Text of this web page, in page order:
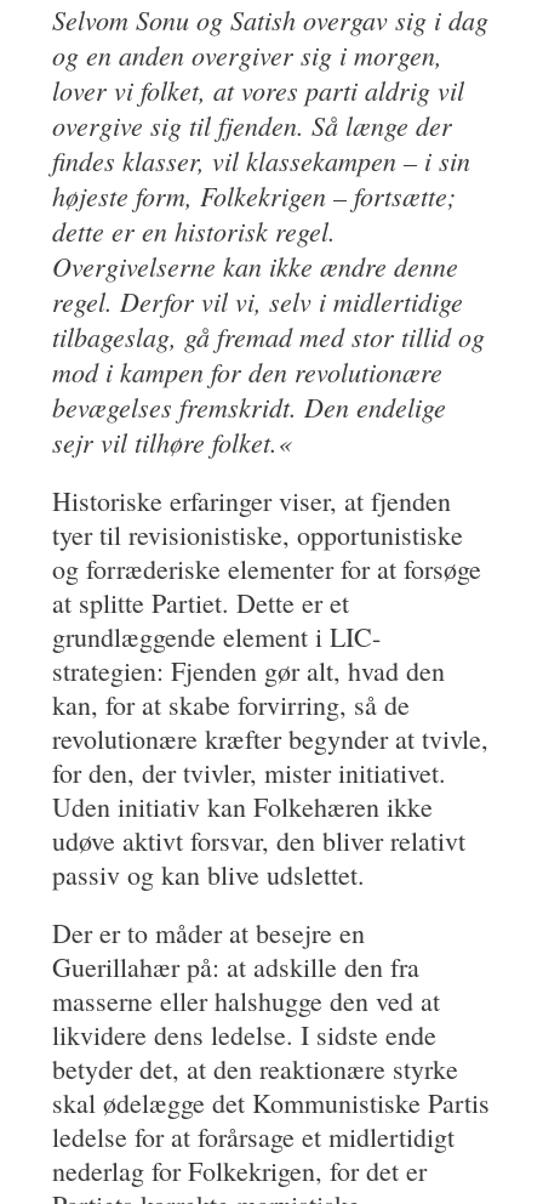
Selvom Sonu og Satish overgav sig i dag
og en anden overgiver sig i morgen,
lover vi folket, at vores parti aldrig vil
overgive sig til fjenden. Så længe der
findes klasser, vil klassekampen – i sin
højeste form, Folkekrigen – fortsætte;
dette er en historisk regel.
Overgivelserne kan ikke ændre denne
regel. Derfor vil vi, selv i midlertidige
tilbageslag, gå fremad med stor tillid og
mod i kampen for den revolutionære
bevægelses fremskridt. Den endelige
sejr vil tilhøre folket.«
Historiske erfaringer viser, at fjenden
tyer til revisionistiske, opportunistiske
og forræderiske elementer for at forsøge
at splitte Partiet. Dette er et
grundlæggende element i LIC-
strategien: Fjenden gør alt, hvad den
kan, for at skabe forvirring, så de
revolutionære kræfter begynder at tvivle,
for den, der tvivler, mister initiativet.
Uden initiativ kan Folkehæren ikke
udøve aktivt forsvar, den bliver relativt
passiv og kan blive udslettet.
Der er to måder at besejre en
Guerillahær på: at adskille den fra
masserne eller halshugge den ved at
likvidere dens ledelse. I sidste ende
betyder det, at den reaktionære styrke
skal ødelægge det Kommunistiske Partis
ledelse for at forårsage et midlertidigt
nederlag for Folkekrigen, for det er